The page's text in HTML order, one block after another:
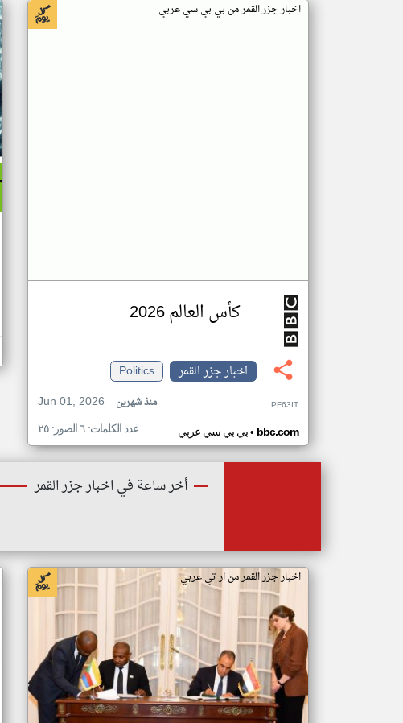
اخبار جزر القمر من بي بي سي عربي
كأس العالم 2026
اخبار جزر القمر
Politics
Jun 01, 2026
منذ شهرين PF63IT
بي بي سي عربي• bbc.com عدد الكلمات: ٦ الصور: ٢٥
أخر ساعة في اخبار جزر القمر
اخبار جزر القمر من ار تي عربي